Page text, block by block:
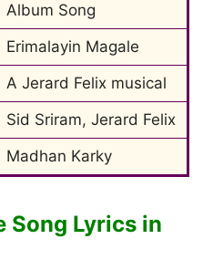
Album Song
Erimalayin Magale
A Jerard Felix musical
Sid Sriram, Jerard Felix
Madhan Karky
Song Lyrics in